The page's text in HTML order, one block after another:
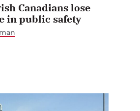
Canadians lose
in public safety